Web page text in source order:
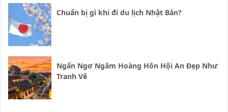
Chuẩn bị gì khi đi du lịch Nhật Bản?
Ngẩn Ngơ Ngắm Hoàng Hôn Hội An Đẹp Như
Tranh Vẽ